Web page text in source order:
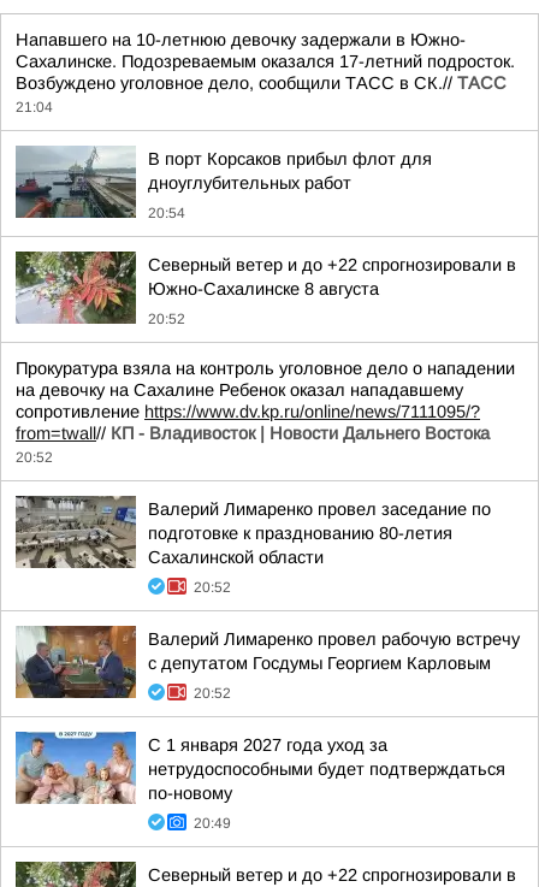
Напавшего на 10-летнюю девочку задержали в Южно-
Сахалинске. Подозреваемым оказался 17-летний подросток.
Возбуждено уголовное дело, сообщили ТАСС в СК.// ТАСС
21:04
В порт Корсаков прибыл флот для
дноуглубительных работ
20:54
Северный ветер и до +22 спрогнозировали в
Южно-Сахалинске 8 августа
20:52
Прокуратура взяла на контроль уголовное дело о нападении
на девочку на Сахалине Ребенок оказал нападавшему
сопротивление https://www.dv.kp.ru/online/news/7111095/?
from=twall// КП - Владивосток | Новости Дальнего Востока
20:52
Валерий Лимаренко провел заседание по
подготовке к празднованию 80-летия
Сахалинской области
20:52
Валерий Лимаренко провел рабочую встречу
с депутатом Госдумы Георгием Карловым
20:52
С 1 января 2027 года уход за
нетрудоспособными будет подтверждаться
по-новому
20:49
Северный ветер и до +22 спрогнозировали в